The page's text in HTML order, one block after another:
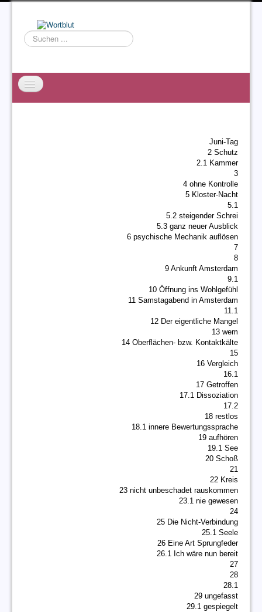
Suchen
...
Juni-Tag
2 Schutz
2.1 Kammer
3
4 ohne Kontrolle
5 Kloster-Nacht
5.1
5.2 steigender Schrei
5.3 ganz neuer Ausblick
6 psychische Mechanik auflösen
7
8
9 Ankunft Amsterdam
9.1
10 Öffnung ins Wohlgefühl
11 Samstagabend in Amsterdam
11.1
12 Der eigentliche Mangel
13 wem
14 Oberflächen- bzw. Kontaktkälte
15
16 Vergleich
16.1
17 Getroffen
17.1 Dissoziation
17.2
18 restlos
18.1 innere Bewertungssprache
19 aufhören
19.1 See
20 Schoß
21
22 Kreis
23 nicht unbeschadet rauskommen
23.1 nie gewesen
24
25 Die Nicht-Verbindung
25.1 Seele
26 Eine Art Sprungfeder
26.1 Ich wäre nun bereit
27
28
28.1
29 ungefasst
29.1 gespiegelt